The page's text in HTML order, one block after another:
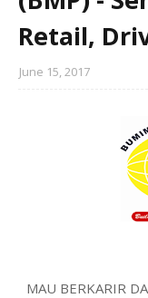
Retail,
June 15, 2017
MAU BERKARIR